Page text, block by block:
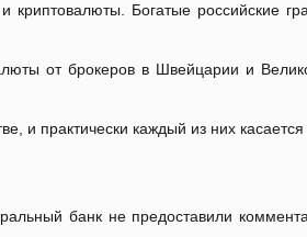
Богатые российские
от брокеров в Швейцарии и
и практически каждый из них
банк не предоставили